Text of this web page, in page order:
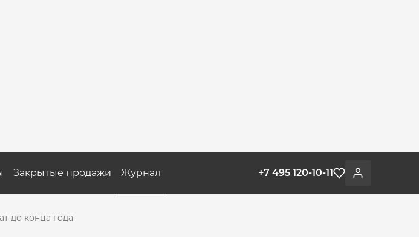
Закрытые продажи Журнал
Войти
Избранное
+7 495 120-10-11
до конца года